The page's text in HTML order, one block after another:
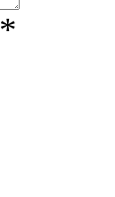
*